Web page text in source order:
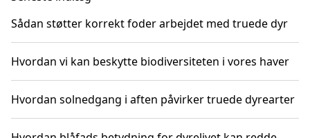
Sådan støtter korrekt foder arbejdet med truede dyr
Hvordan vi kan beskytte biodiversiteten i vores haver
Hvordan solnedgang i aften påvirker truede dyrearter